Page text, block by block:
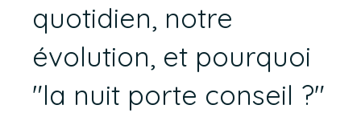
quotidien, notre
évolution, et pourquoi
"la nuit porte conseil ?"